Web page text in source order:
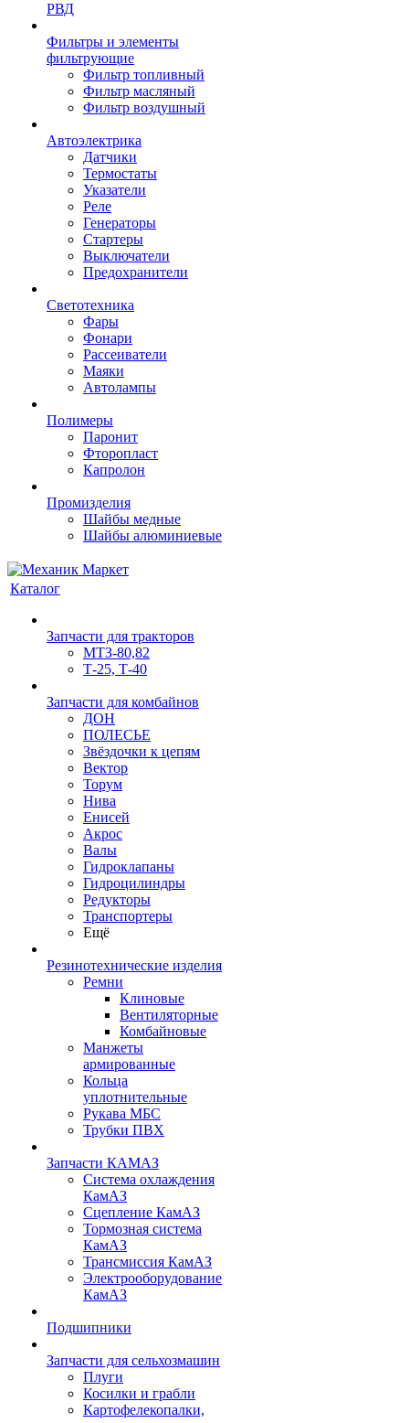
РВД
Фильтры и элементы
фильтрующие
Фильтр топливный
Фильтр масляный
Фильтр воздушный
Автоэлектрика
Датчики
Термостаты
Указатели
Реле
Генераторы
Стартеры
Выключатели
Предохранители
Светотехника
Фары
Фонари
Рассеиватели
Маяки
Автолампы
Полимеры
Паронит
Фторопласт
Капролон
Промизделия
Шайбы медные
Шайбы алюминиевые
Каталог
Запчасти для тракторов
МТЗ-80,82
Т-25, Т-40
Запчасти для комбайнов
ДОН
ПОЛЕСЬЕ
Звёздочки к цепям
Вектор
Торум
Нива
Енисей
Акрос
Валы
Гидроклапаны
Гидроцилиндры
Редукторы
Транспортеры
Ещё
Резинотехнические изделия
Ремни
Клиновые
Вентиляторные
Комбайновые
Манжеты
армированные
Кольца
уплотнительные
Рукава МБС
Трубки ПВХ
Запчасти КАМАЗ
Система охлаждения
КамАЗ
Сцепление КамАЗ
Тормозная система
КамАЗ
Трансмиссия КамАЗ
Электрооборудование
КамАЗ
Подшипники
Запчасти для сельхозмашин
Плуги
Косилки и грабли
Картофелекопалки,